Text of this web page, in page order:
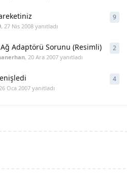
, 27 Nis 2008yanıtladı
9
Adaptörü Sorunu (Resimli)
, 20 Ara 2007yanıtladı
2
Oca 2007yanıtladı
4